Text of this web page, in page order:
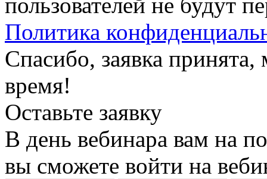
Политика
Спасибо, заявка
время!
Оставьте заявку
В день вебинара вам на
вы сможете войти на